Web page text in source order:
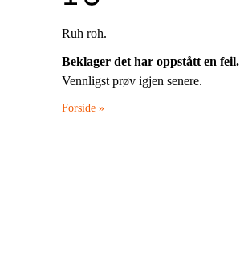
Ruh roh.
Beklager det har oppstått en feil.
Vennligst prøv igjen senere.
Forside »